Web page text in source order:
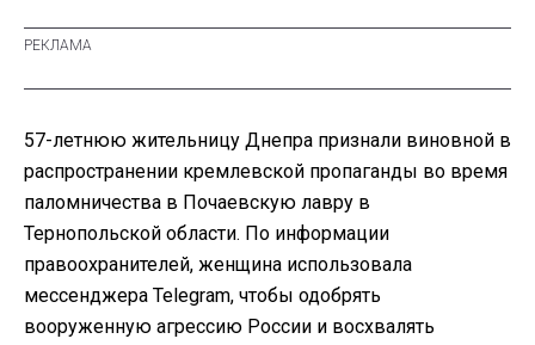
57-летнюю жительницу Днепра признали виновной в
распространении кремлевской пропаганды во время
паломничества в Почаевскую лавру в
Тернопольской области. По информации
правоохранителей, женщина использовала
мессенджера Telegram, чтобы одобрять
вооруженную агрессию России и восхвалять